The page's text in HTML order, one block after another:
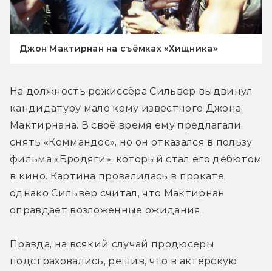
Джон Мактирнан на съёмках «Хищника»
На должность режиссёра Сильвер выдвинул
кандидатуру мало кому известного Джона
Мактирнана. В своё время ему предлагали
снять «Коммандос», но он отказался в пользу
фильма «Бродяги», который стал его дебютом
в кино. Картина провалилась в прокате,
однако Сильвер считал, что Мактирнан
оправдает возложенные ожидания.
Правда, на всякий случай продюсеры
подстраховались, решив, что в актёрскую